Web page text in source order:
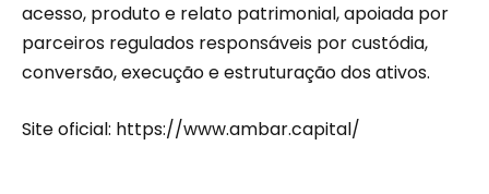
acesso, produto e relato patrimonial, apoiada por
parceiros regulados responsáveis por custódia,
conversão, execução e estruturação dos ativos.
Site oficial: https://www.ambar.capital/